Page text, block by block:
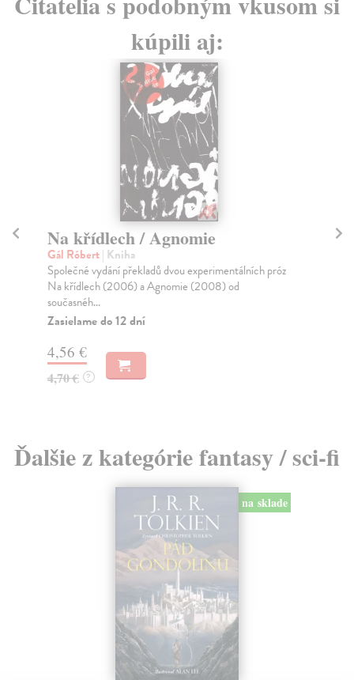
kúpili aj:
Na křídlech / Agnomie
Gál Róbert| Kniha
Společné vydání překladů dvou experimentálních próz
Na křídlech (2006) a Agnomie (2008) od
současnéh...
Zasielame do 12 dní
4,56 €
4,70 € ?
Ďalšie z kategórie fantasy / sci-fi
na sklade